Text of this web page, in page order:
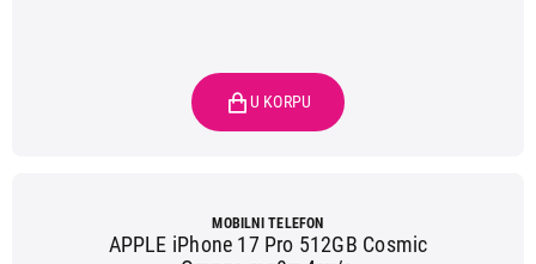
MOBILNI TELEFON
APPLE iPhone 17 Pro 512GB Cosmic